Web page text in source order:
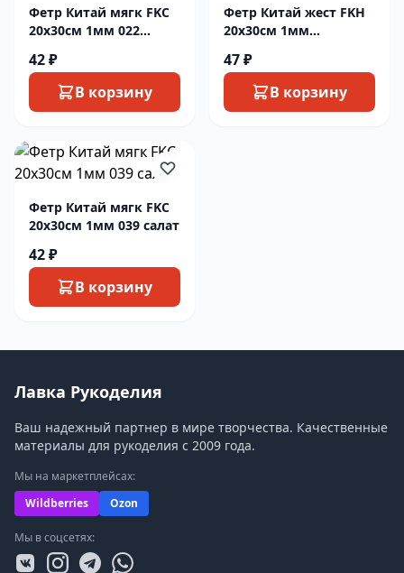
Фетр Китай мягк FKC
20х30см 1мм 022
42 ₽
В корзину
Фетр Китай жест FKH
20х30см 1мм
47 ₽
В корзину
Фетр Китай мягк FKC
20х30см 1мм 039 салат
42 ₽
В корзину
Лавка Рукоделия
Ваш надежный партнер в мире творчества. Качественные
материалы для рукоделия с 2009 года.
Мы на маркетплейсах:
Wildberries
Ozon
Мы в соцсетях: